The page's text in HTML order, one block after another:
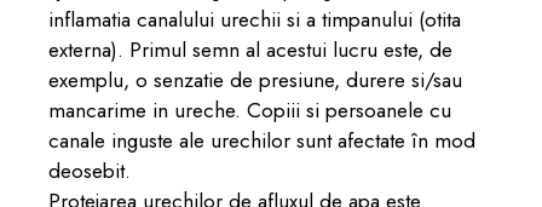
inflamatia canalului urechii si a timpanului (otita
externa). Primul semn al acestui lucru este, de
exemplu, o senzatie de presiune, durere si/sau
mancarime in ureche. Copiii si persoanele cu
canale inguste ale urechilor sunt afectate în mod
deosebit.